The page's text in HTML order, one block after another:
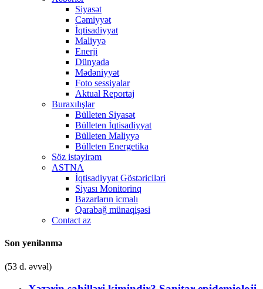
Siyasət
Cəmiyyət
İqtisadiyyat
Maliyyə
Enerji
Dünyada
Mədəniyyət
Foto sessiyalar
Aktual Reportaj
Buraxılışlar
Bülleten Siyasət
Bülleten İqtisadiyyat
Bülleten Maliyyə
Bülleten Energetika
Söz istəyirəm
ASTNA
İqtisadiyyat Göstəriciləri
Siyası Monitorinq
Bazarların icmalı
Qarabağ münaqişəsi
Contact az
Son yenilənmə
(53 d. əvvəl)